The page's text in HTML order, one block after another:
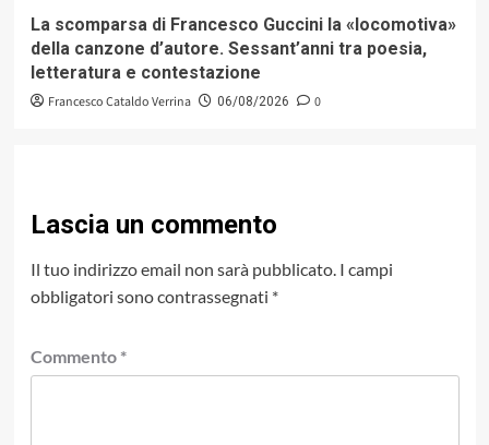
La scomparsa di Francesco Guccini la «locomotiva»
della canzone d’autore. Sessant’anni tra poesia,
letteratura e contestazione
Francesco Cataldo Verrina 06/08/2026 0
Lascia un commento
Il tuo indirizzo email non sarà pubblicato. I campi
obbligatori sono contrassegnati *
Commento *